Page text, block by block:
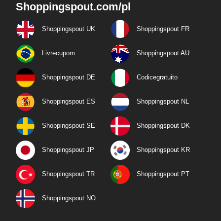
Shoppingspout.com/pl
Shoppingspout UK Shoppingspout FR
Livrecupom Shoppingspout AU
Shoppingspout DE Codicegratuito
Shoppingspout ES Shoppingspout NL
Shoppingspout SE Shoppingspout DK
Shoppingspout JP Shoppingspout KR
Shoppingspout TR Shoppingspout PT
Shoppingspout NO